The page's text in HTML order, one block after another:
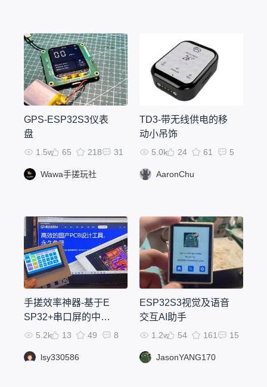
GPS-ESP32S3仪表
盘
1.5w 65 218 31
Wawa手搓玩社
TD3-带无线供电的移
动小吊饰
5.0k 24 61 5
AaronChu
手搓效率神器-基于E
SP32+串口屏的中控
台 5.2k 13 49 8
lsy330586
ESP32S3视觉及语音
交互AI助手
1.2w 54 161 15
JasonYANG170